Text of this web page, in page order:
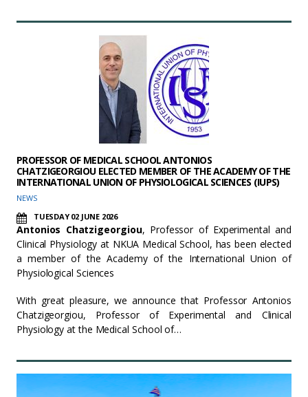
PROFESSOR OF MEDICAL SCHOOL ANTONIOS
CHATZIGEORGIOU ELECTED MEMBER OF THE ACADEMY OF THE
INTERNATIONAL UNION OF PHYSIOLOGICAL SCIENCES (IUPS)
NEWS
TUESDAY 02 JUNE 2026
Antonios Chatzigeorgiou, Professor of Experimental and
Clinical Physiology at NKUA Medical School, has been elected
a member of the Academy of the International Union of
Physiological Sciences
With great pleasure, we announce that Professor Antonios
Chatzigeorgiou, Professor of Experimental and Clinical
Physiology at the Medical School of…